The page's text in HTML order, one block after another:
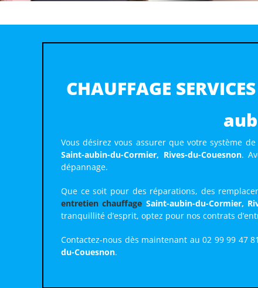
CHAUFFAGE
Vous désirez vous assurer que votre système de
Saint-aubin-du-Cormier, Rives-du-Couesnon.
dépannage.
Que ce soit pour des réparations, des
entretien chauffage Saint-aubin-du-Cormier,
tranquillité d’esprit, optez pour nos contrats
Contactez-nous dès maintenant au 02 99 99 47
du-Couesnon.